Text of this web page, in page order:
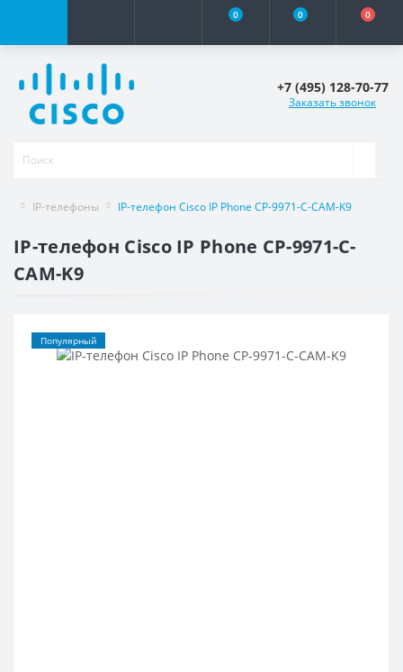
0 0 0
+7 (495) 128-70-77
Заказать звонок
IP-телефоны IP-телефон Cisco IP Phone CP-9971-C-CAM-K9
IP-телефон Cisco IP Phone CP-9971-C-
CAM-K9
Популярный